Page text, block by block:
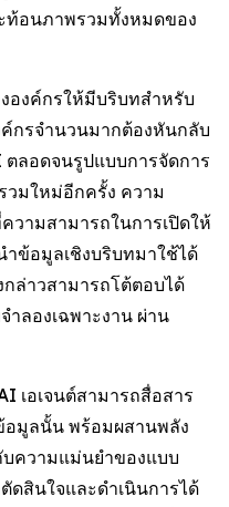
ท้อนภาพรวมทั้งหมดของ
องค์กรให้มีบริบทสำหรับ
กรจำนวนมากต้องหันกลับ
ลอดจนรูปแบบการจัดการ
วมใหม่อีกครั้ง ความ
ามสามารถในการเปิดให้
ข้อมูลเชิงบริบทมาใช้ได้
ล่าวสามารถโต้ตอบได้
ำลองเฉพาะงาน ผ่าน
เอเจนต์สามารถสื่อสาร
อมูลนั้น พร้อมผสานพลัง
บความแม่นยำของแบบ
ดสินใจและดำเนินการได้